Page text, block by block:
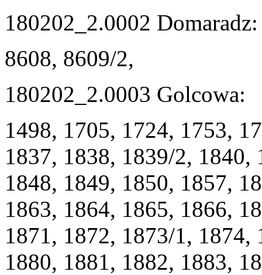
180202_2.0002 Domaradz:
8608, 8609/2,
180202_2.0003 Golcowa:
1498, 1705, 1724, 1753,
1837, 1838, 1839/2,
1848, 1849, 1850, 1857,
1863, 1864, 1865, 1866,
1871, 1872, 1873/1,
1880, 1881, 1882, 1883,